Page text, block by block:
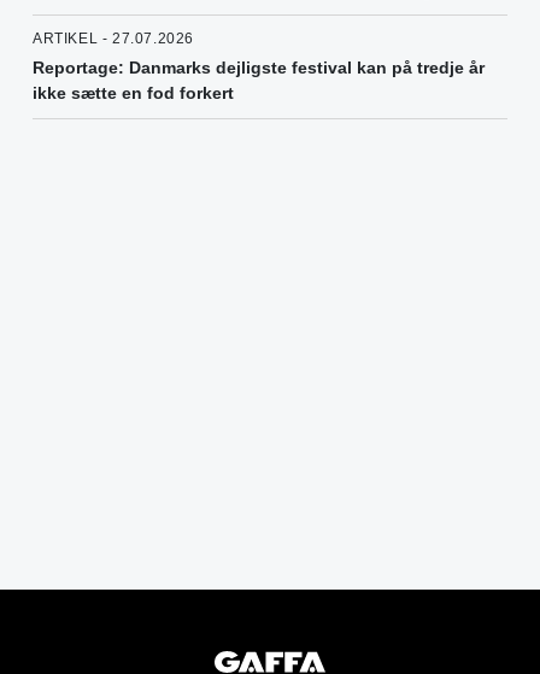
ARTIKEL - 27.07.2026
Reportage: Danmarks dejligste festival kan på tredje år
ikke sætte en fod forkert